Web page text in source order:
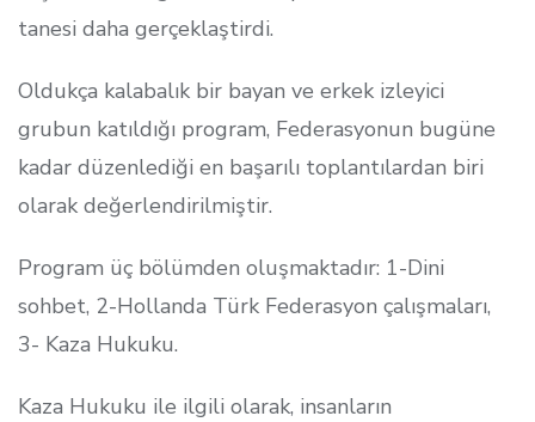
tanesi daha gerçeklaştirdi.
Oldukça kalabalık bir bayan ve erkek izleyici
grubun katıldığı program, Federasyonun bugüne
kadar düzenlediği en başarılı toplantılardan biri
olarak değerlendirilmiştir.
Program üç bölümden oluşmaktadır: 1-Dini
sohbet, 2-Hollanda Türk Federasyon çalışmaları,
3- Kaza Hukuku.
Kaza Hukuku ile ilgili olarak, insanların